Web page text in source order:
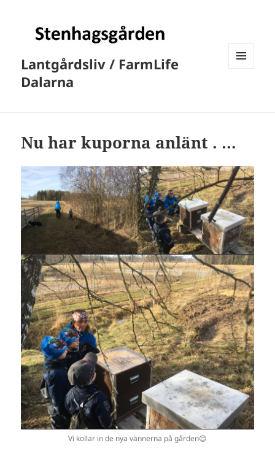
Lantgårdsliv / FarmLife
Dalarna
Nu har kuporna anlänt . …
Vi kollar in de nya vännerna på gården😊